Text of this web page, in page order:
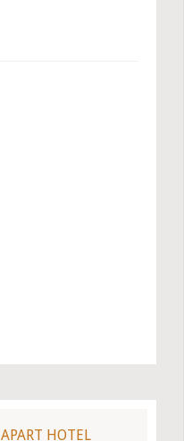
APART HOTEL